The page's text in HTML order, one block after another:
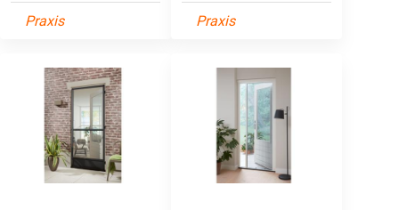
Praxis
Praxis